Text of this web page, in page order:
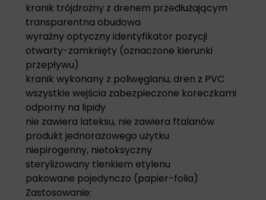
kranik trójdrożny z drenem przedłużającym
transparentna obudowa
wyraźny optyczny identyfikator pozycji
otwarty-zamknięty (oznaczone kierunki
przepływu)
kranik wykonany z poliwęglanu, dren z PVC
wszystkie wejścia zabezpieczone koreczkami
odporny na lipidy
nie zawiera lateksu, nie zawiera ftalanów
produkt jednorazowego użytku
niepirogenny, nietoksyczny
sterylizowany tlenkiem etylenu
pakowane pojedynczo (papier-folia)
Zastosowanie: